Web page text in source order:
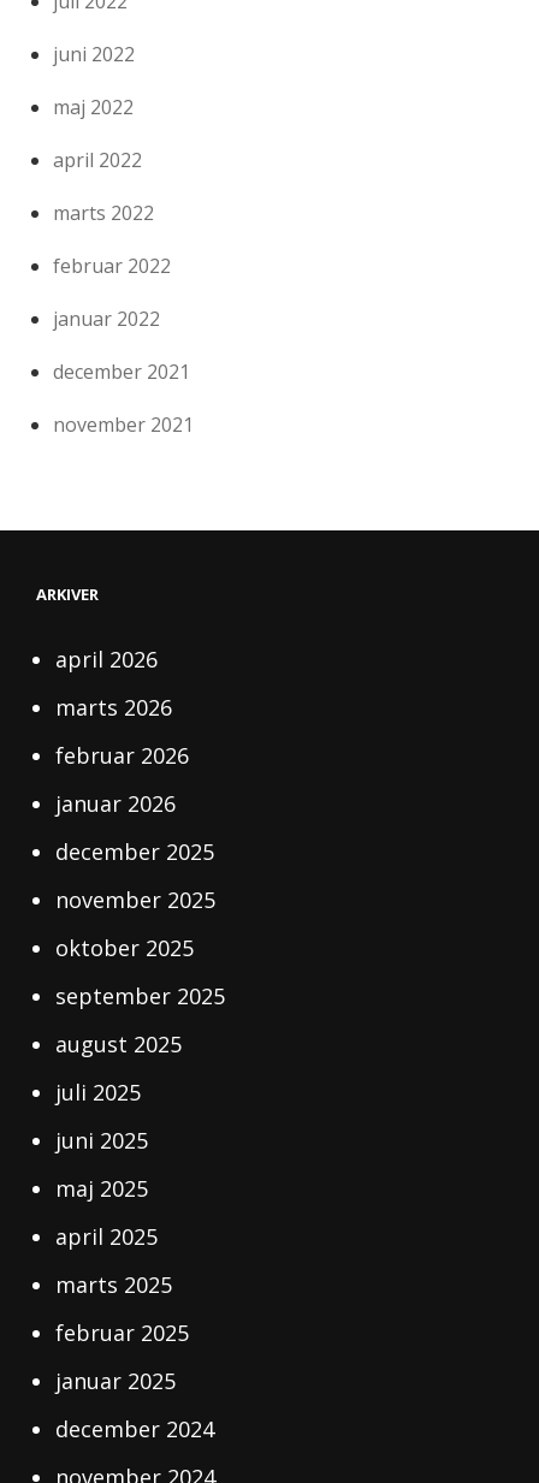
juni 2022
maj 2022
april 2022
marts 2022
februar 2022
januar 2022
december 2021
november 2021
ARKIVER
april 2026
marts 2026
februar 2026
januar 2026
december 2025
november 2025
oktober 2025
september 2025
august 2025
juli 2025
juni 2025
maj 2025
april 2025
marts 2025
februar 2025
januar 2025
december 2024